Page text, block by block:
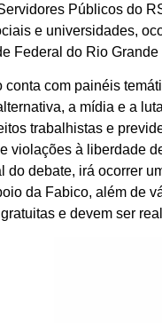
Públicos do
e universidades,
Federal do Rio
conta com painéis
a mídia e a
trabalhistas e
violações à liberdade
do debate, irá ocorrer
da Fabico, além de
e devem ser